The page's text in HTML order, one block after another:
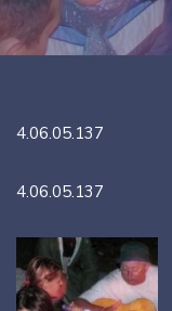
4.06.05.137
4.06.05.137